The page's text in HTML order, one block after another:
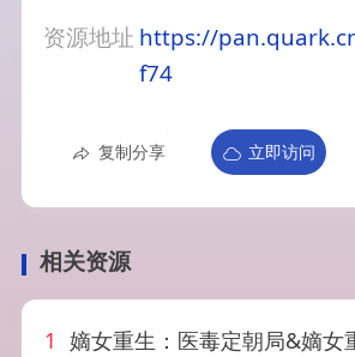
资源地址 https://
f74
复制分享 立即访问
相关资源
1 嫡女重生：医毒定朝局&嫡女重生医毒定